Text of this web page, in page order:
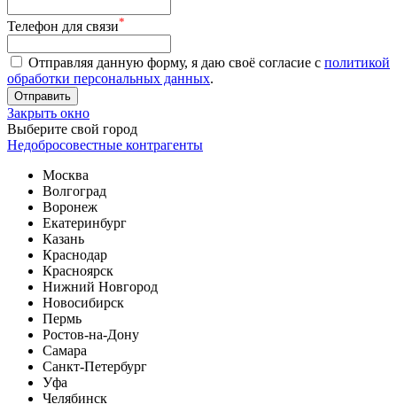
Телефон для связи*
Отправляя данную форму, я даю своё согласие с политикой
обработки персональных данных.
Отправить
Закрыть окно
Выберите свой город
Недобросовестные контрагенты
Москва
Волгоград
Воронеж
Екатеринбург
Казань
Краснодар
Красноярск
Нижний Новгород
Новосибирск
Пермь
Ростов-на-Дону
Самара
Санкт-Петербург
Уфа
Челябинск